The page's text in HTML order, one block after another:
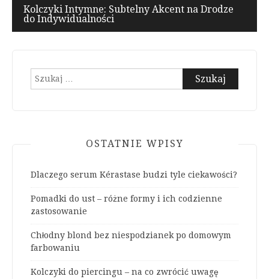
Kolczyki Intymne: Subtelny Akcent na Drodze
do Indywidualności
Szukaj:
OSTATNIE WPISY
Dlaczego serum Kérastase budzi tyle ciekawości?
Pomadki do ust – różne formy i ich codzienne
zastosowanie
Chłodny blond bez niespodzianek po domowym
farbowaniu
Kolczyki do piercingu – na co zwrócić uwagę